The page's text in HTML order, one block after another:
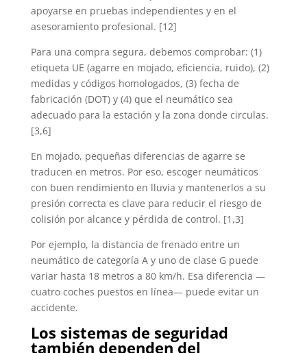
apoyarse en pruebas independientes y en el
asesoramiento profesional. [12]
Para una compra segura, debemos comprobar: (1)
etiqueta UE (agarre en mojado, eficiencia, ruido), (2)
medidas y códigos homologados, (3) fecha de
fabricación (DOT) y (4) que el neumático sea
adecuado para la estación y la zona donde circulas.
[3,6]
En mojado, pequeñas diferencias de agarre se
traducen en metros. Por eso, escoger neumáticos
con buen rendimiento en lluvia y mantenerlos a su
presión correcta es clave para reducir el riesgo de
colisión por alcance y pérdida de control. [1,3]
Por ejemplo, la distancia de frenado entre un
neumático de categoría A y uno de clase G puede
variar hasta 18 metros a 80 km/h. Esa diferencia —
cuatro coches puestos en línea— puede evitar un
accidente.
Los sistemas de seguridad
también dependen del